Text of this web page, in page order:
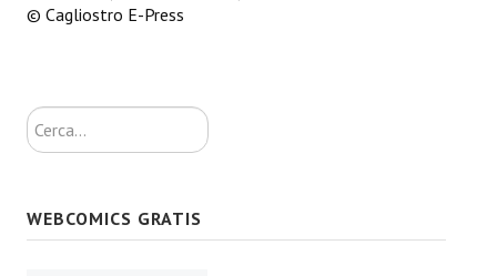
© Cagliostro E-Press
Cerca...
WEBCOMICS GRATIS